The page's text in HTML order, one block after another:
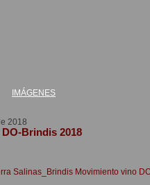
IMÁGENES
2018
Brindis 2018
Salinas_Brindis Movimiento vino